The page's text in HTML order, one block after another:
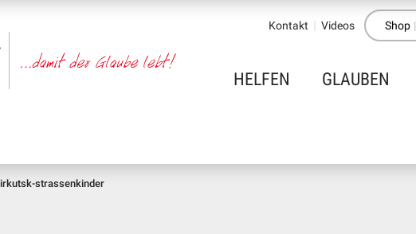
Kontakt Videos Shop |
HELFEN GLAUBEN
irkutsk-strassenkinder